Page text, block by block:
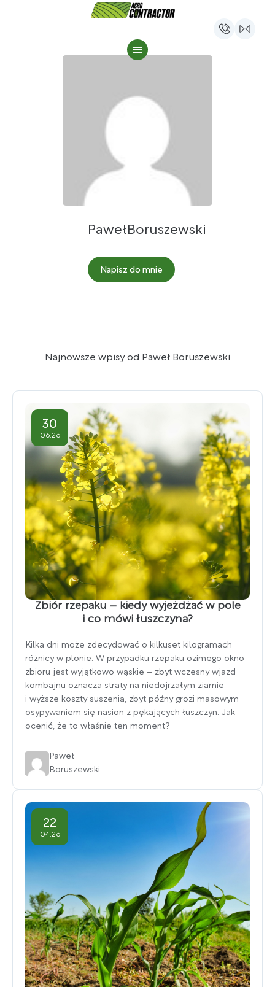
PawełBoruszewski
Napisz do mnie
Najnowsze wpisy od Paweł Boruszewski
30
06.26
Zbiór rzepaku – kiedy wyjeżdżać w pole
i co mówi łuszczyna?
Kilka dni może zdecydować o kilkuset kilogramach
różnicy w plonie. W przypadku rzepaku ozimego okno
zbioru jest wyjątkowo wąskie – zbyt wczesny wjazd
kombajnu oznacza straty na niedojrzałym ziarnie
i wyższe koszty suszenia, zbyt późny grozi masowym
osypywaniem się nasion z pękających łuszczyn. Jak
ocenić, że to właśnie ten moment?
Paweł
Boruszewski
22
04.26